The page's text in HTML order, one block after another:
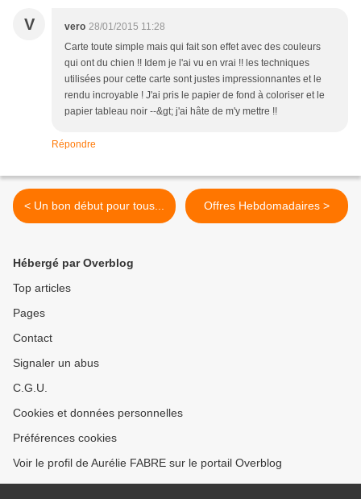
V vero 28/01/2015 11:28
Carte toute simple mais qui fait son effet avec des couleurs
qui ont du chien !! Idem je l'ai vu en vrai !! les techniques
utilisées pour cette carte sont justes impressionnantes et le
rendu incroyable ! J'ai pris le papier de fond à coloriser et le
papier tableau noir --&gt; j'ai hâte de m'y mettre !!
Répondre
< Un bon début pour tous... Offres Hebdomadaires >
Hébergé par Overblog
Top articles
Pages
Contact
Signaler un abus
C.G.U.
Cookies et données personnelles
Préférences cookies
Voir le profil de Aurélie FABRE sur le portail Overblog